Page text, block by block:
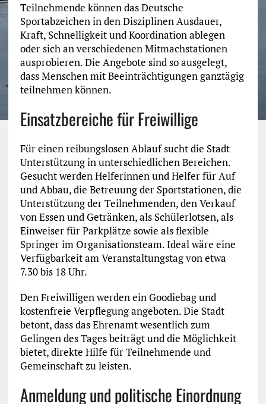
Teilnehmende können das Deutsche
Sportabzeichen in den Disziplinen Ausdauer,
Kraft, Schnelligkeit und Koordination ablegen
oder sich an verschiedenen Mitmachstationen
ausprobieren. Die Angebote sind so ausgelegt,
dass Menschen mit Beeinträchtigungen ganztägig
teilnehmen können.
Einsatzbereiche für Freiwillige
Für einen reibungslosen Ablauf sucht die Stadt
Unterstützung in unterschiedlichen Bereichen.
Gesucht werden Helferinnen und Helfer für Auf
und Abbau, die Betreuung der Sportstationen, die
Unterstützung der Teilnehmenden, den Verkauf
von Essen und Getränken, als Schülerlotsen, als
Einweiser für Parkplätze sowie als flexible
Springer im Organisationsteam. Ideal wäre eine
Verfügbarkeit am Veranstaltungstag von etwa
7.30 bis 18 Uhr.
Den Freiwilligen werden ein Goodiebag und
kostenfreie Verpflegung angeboten. Die Stadt
betont, dass das Ehrenamt wesentlich zum
Gelingen des Tages beiträgt und die Möglichkeit
bietet, direkte Hilfe für Teilnehmende und
Gemeinschaft zu leisten.
Anmeldung und politische Einordnung